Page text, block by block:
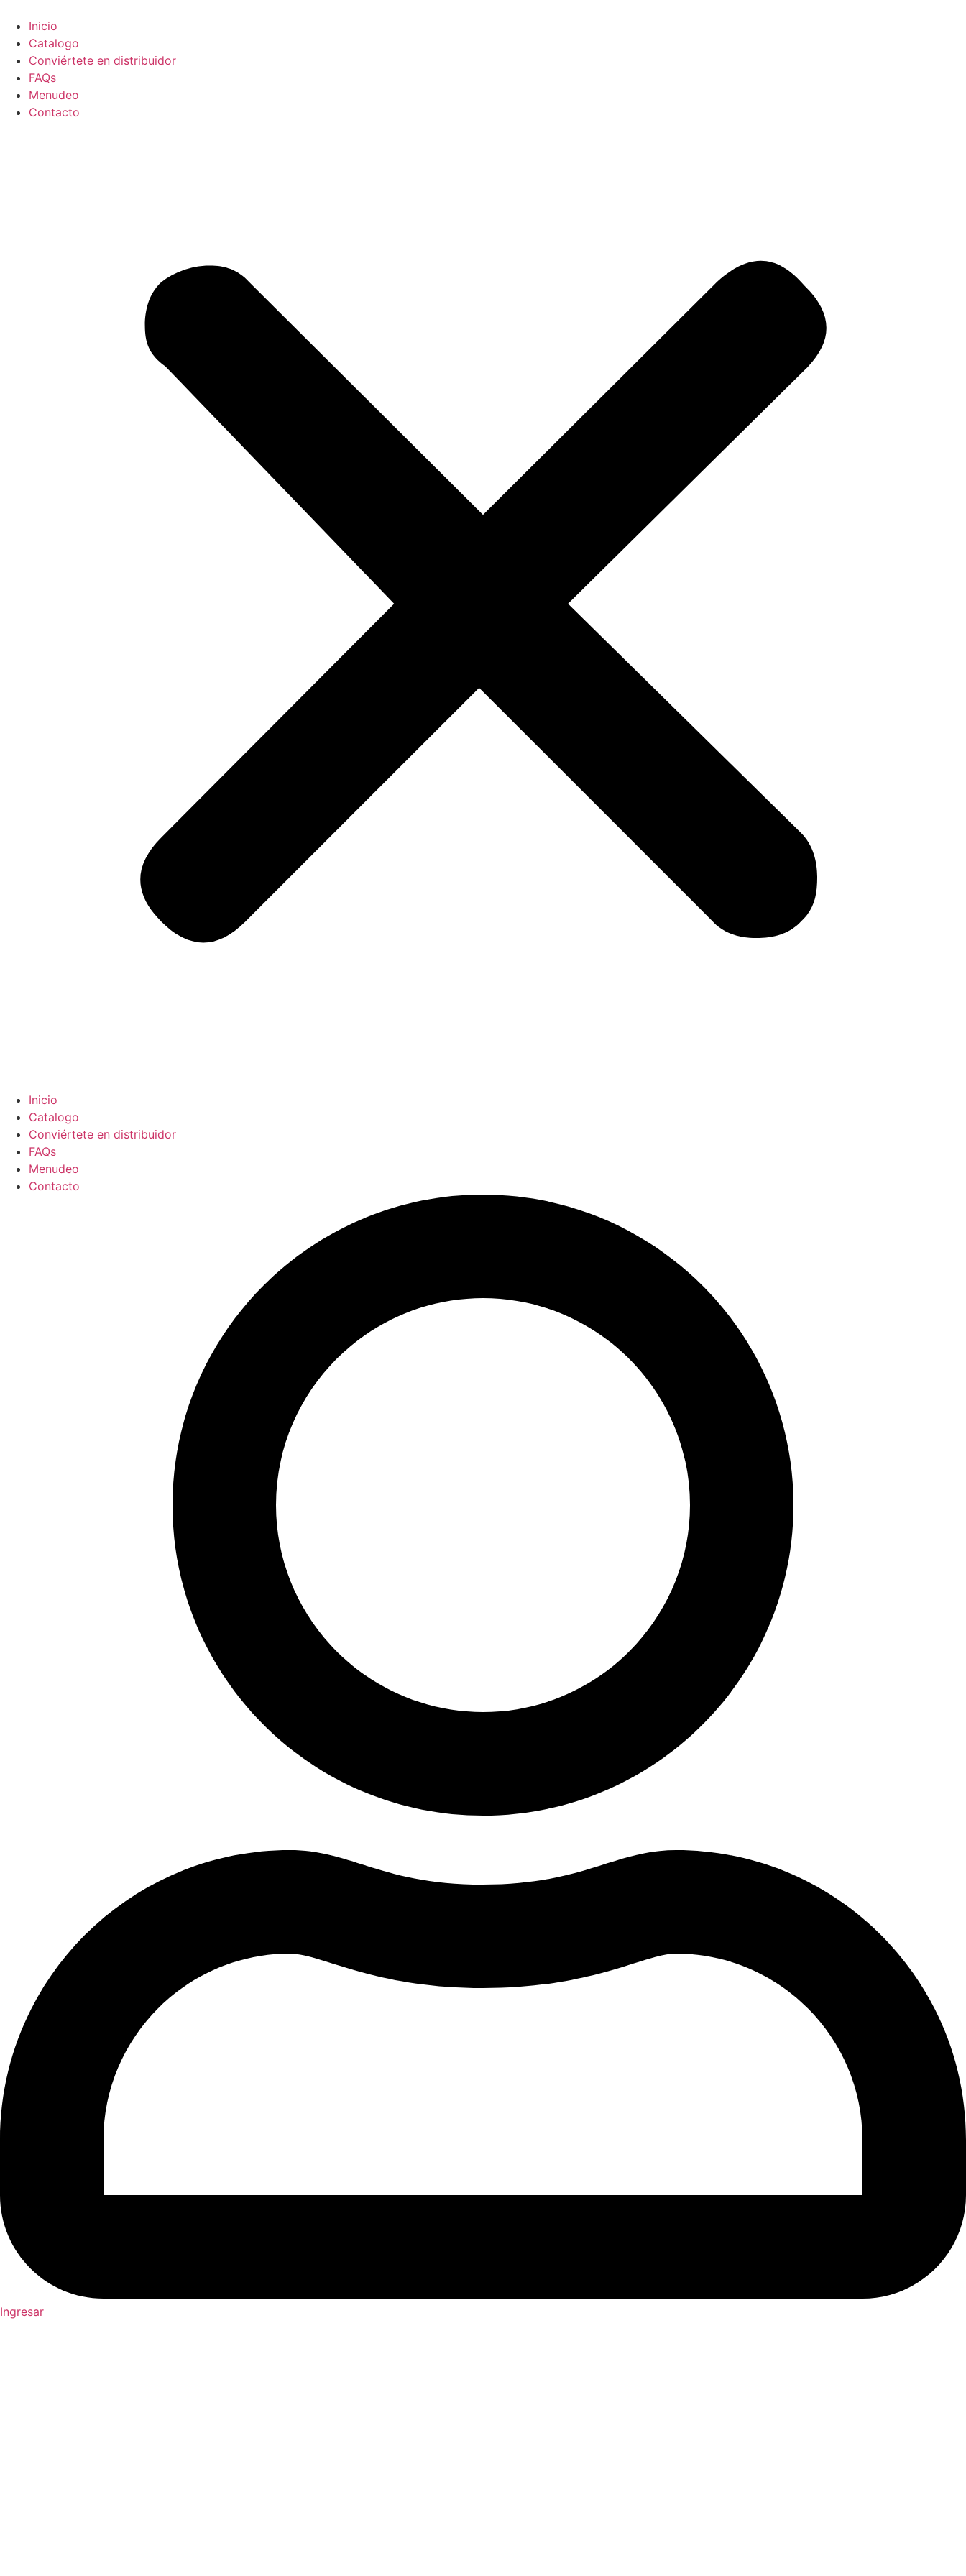
contenido
Inicio
Catalogo
Conviértete en distribuidor
FAQs
Menudeo
Contacto
Inicio
Catalogo
Conviértete en distribuidor
FAQs
Menudeo
Contacto
Ingresar